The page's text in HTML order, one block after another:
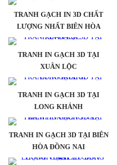
TRANH GẠCH IN 3D CHẤT
LƯỢNG NHẤT BIÊN HÒA
TRANH IN GẠCH 3D TẠI
XUÂN LỘC
TRANH IN GẠCH 3D TẠI
LONG KHÁNH
TRANH IN GẠCH 3D TẠI BIÊN
HÒA ĐỒNG NAI